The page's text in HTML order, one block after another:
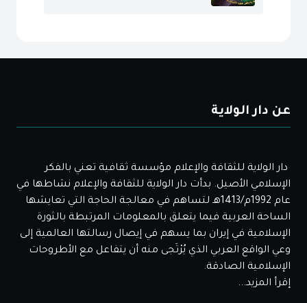
عن دار الولاية
دار الولاية للثقافة والإعلام مؤسسة ثقافية تعني بالفكر
الإسلامي الأصيل. بدأت دار الولاية للثقافة والإعلام نشاطها في
عام 1992م/1413هـ لتساهم في معالجة الحاجة التي تعايشها
الساحة العربية فيما يتعلق بالمعلومات المرتبطة بالثورة
الإسلامية في إيران بما يسهم في إيصال رسالتها العالمية إلى
وعي الواقع العربي الذي يُرْتَجى منه أن يتفاعل مع الأطروحات
الإسلامية الصادقة.
إقرأ المزيد...